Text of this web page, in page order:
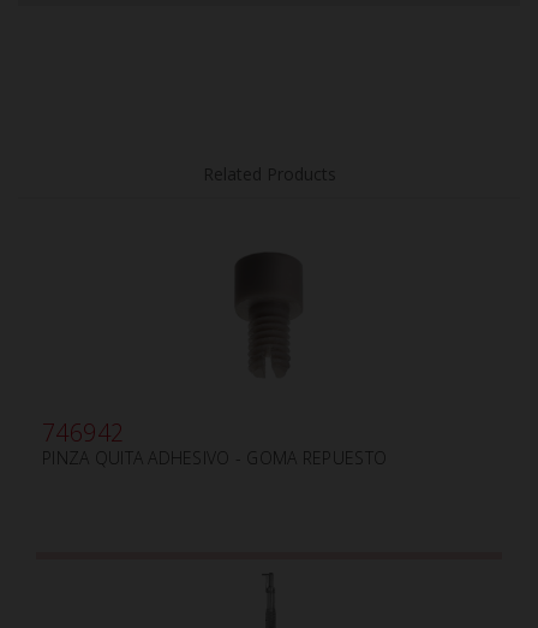
746942
PINZA QUITA ADHESIVO - GOMA REPUESTO